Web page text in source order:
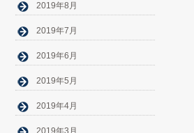
2019年8月
2019年7月
2019年6月
2019年5月
2019年4月
2019年3月